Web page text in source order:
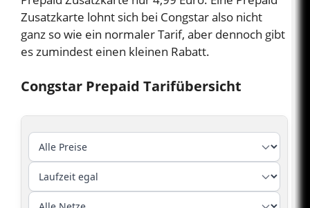
Zusatzkarte lohnt sich bei Congstar also nicht
ganz so wie ein normaler Tarif, aber dennoch gibt
es zumindest einen kleinen Rabatt.
Congstar Prepaid Tarifübersicht